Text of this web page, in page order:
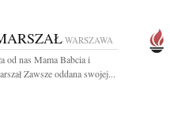
WARSZAWA
od nas Mama Babcia i
Zawsze oddana swojej...